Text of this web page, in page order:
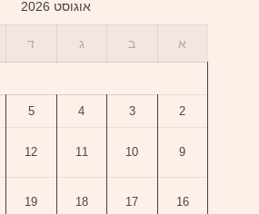
אוגוסט 2026
א ב ג ד
2
3
4
5
9
10
11
12
16
17
18
19